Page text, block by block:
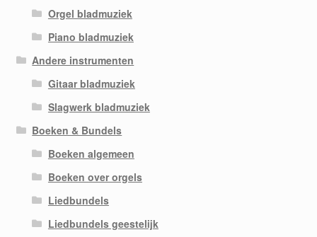
Orgel bladmuziek
Piano bladmuziek
Andere instrumenten
Gitaar bladmuziek
Slagwerk bladmuziek
Boeken & Bundels
Boeken algemeen
Boeken over orgels
Liedbundels
Liedbundels geestelijk